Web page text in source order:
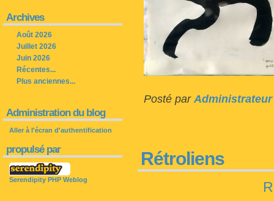
Posté par Administrateur
Rétroliens
Archives
Août 2026
Juillet 2026
Juin 2026
Récentes...
Plus anciennes...
Administration du blog
Aller à l'écran d'authentification
propulsé par
Serendipity PHP Weblog